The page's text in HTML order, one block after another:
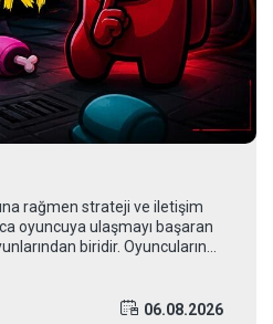
rağmen strateji ve iletişim
oyuncuya ulaşmayı başaran
biridir. Oyuncuların
06.08.2026